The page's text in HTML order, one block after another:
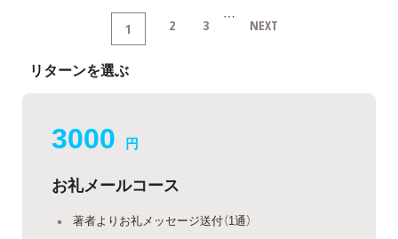
1 2 3 … NEXT
リターンを選ぶ
3000 円
お礼メールコース
著者よりお礼メッセージ送付（1通）